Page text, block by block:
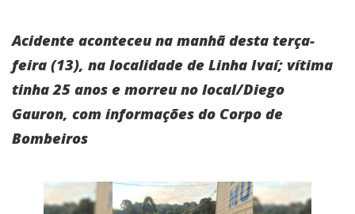
Acidente aconteceu na manhã desta terça-
feira (13), na localidade de Linha Ivaí; vítima
tinha 25 anos e morreu no local/Diego
Gauron, com informações do Corpo de
Bombeiros